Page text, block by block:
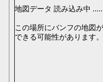
地図データ 読み込み中
この場所にバンフの地図
できる可能性があります。